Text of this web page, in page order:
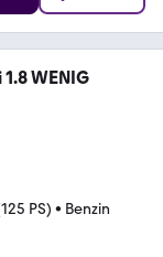
WENIG
PS) • Benzin